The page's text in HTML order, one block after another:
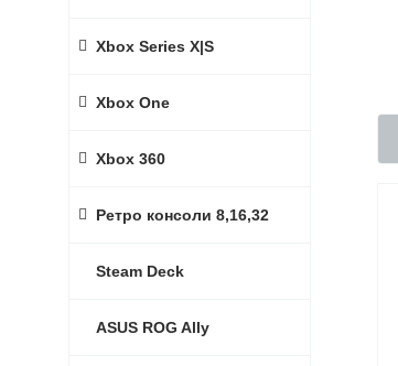
Xbox Series X|S
Xbox One
Xbox 360
Ретро консоли 8,16,32
Steam Deck
ASUS ROG Ally